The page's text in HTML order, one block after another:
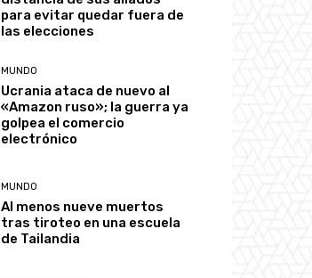
para evitar quedar fuera de
las elecciones
MUNDO
Ucrania ataca de nuevo al
«Amazon ruso»; la guerra ya
golpea el comercio
electrónico
MUNDO
Al menos nueve muertos
tras tiroteo en una escuela
de Tailandia